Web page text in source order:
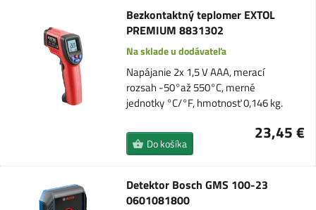
Bezkontaktný teplomer EXTOL
PREMIUM 8831302
Na sklade u dodávateľa
Napájanie 2x 1,5 V AAA, merací
rozsah -50°až 550°C, merné
jednotky °C/°F, hmotnosť 0,146 kg.
23,45 €
Do košíka
Detektor Bosch GMS 100-23
0601081800